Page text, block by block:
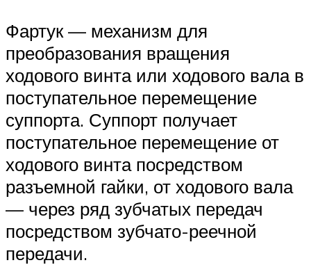
Фартук — механизм для
преобразования вращения
ходового винта или ходового вала в
поступательное перемещение
суппорта. Суппорт получает
поступательное перемещение от
ходового винта посредством
разъемной гайки, от ходового вала
— через ряд зубчатых передач
посредством зубчато-реечной
передачи.